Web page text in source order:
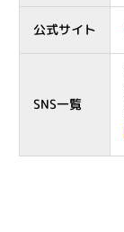
公式サイト
SNS一覧